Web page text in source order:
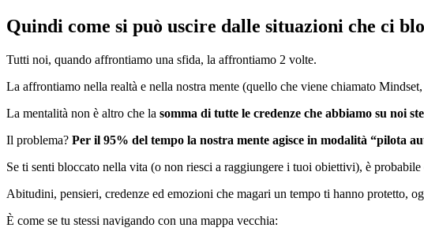
Quindi come si può uscire dalle situazioni che ci
Tutti noi, quando affrontiamo una sfida, la affrontiamo 2 volte.
La affrontiamo nella realtà e nella nostra mente (quello che viene chiamato
La mentalità non è altro che la somma di tutte le credenze che abbiamo su noi
Il problema? Per il 95% del tempo la nostra mente agisce in modalità “pilota
Se ti senti bloccato nella vita (o non riesci a raggiungere i tuoi obiettivi), è probabile
Abitudini, pensieri, credenze ed emozioni che magari un tempo ti hanno protetto,
È come se tu stessi navigando con una mappa vecchia: